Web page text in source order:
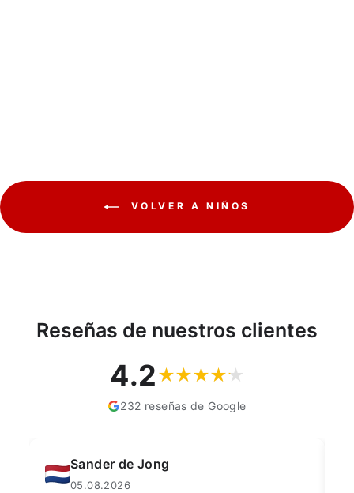
VOLVER A NIÑOS
Reseñas de nuestros clientes
4.2
232 reseñas de Google
Muahmmet Karadag
04.08.2026